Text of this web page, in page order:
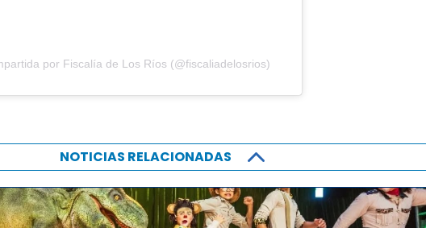
por Fiscalía de Los Ríos (@fiscaliadelosrios)
NOTICIAS RELACIONADAS